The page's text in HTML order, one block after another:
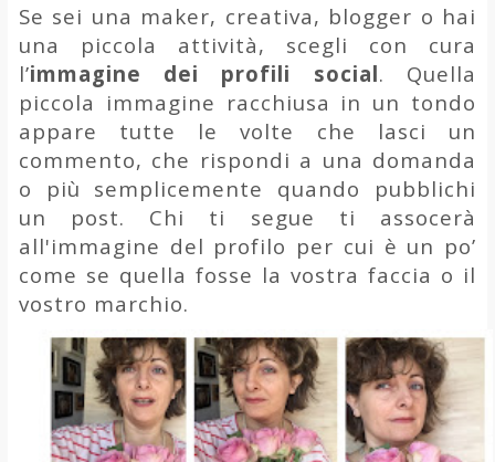
Se sei una maker, creativa, blogger o hai
una piccola attività, scegli con cura
l’immagine dei profili social. Quella
piccola immagine racchiusa in un tondo
appare tutte le volte che lasci un
commento, che rispondi a una domanda
o più semplicemente quando pubblichi
un post. Chi ti segue ti assocerà
all'immagine del profilo per cui è un po’
come se quella fosse la vostra faccia o il
vostro marchio.